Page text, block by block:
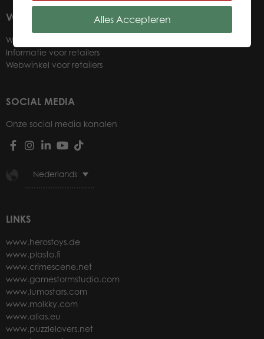
VOOR ONZE WINKELIERS
Word retailer
Informatie voor retailers
Webwinkel voor retailers
SOCIAL MEDIA
Onze social media kanalen
Nederlands
LINKS
www.herostoys.de
www.plasto.fi
www.crimescene.net
www.gamestormstudio.com
www.lumostars.com
www.molkky.com
www.alias.eu
www.puzzlelovers.net
Alles Accepteren